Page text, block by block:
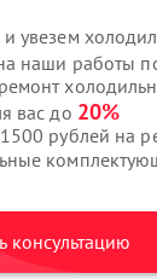
увезем
наши работы
вас до 20%
рублей на
консультацию